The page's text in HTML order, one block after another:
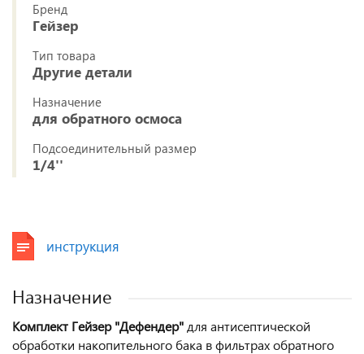
Бренд
Гейзер
Тип товара
Другие детали
Назначение
для обратного осмоса
Подсоединительный размер
1/4''
инструкция
Назначение
Комплект Гейзер "Дефендер" для антисептической
обработки накопительного бака в фильтрах обратного